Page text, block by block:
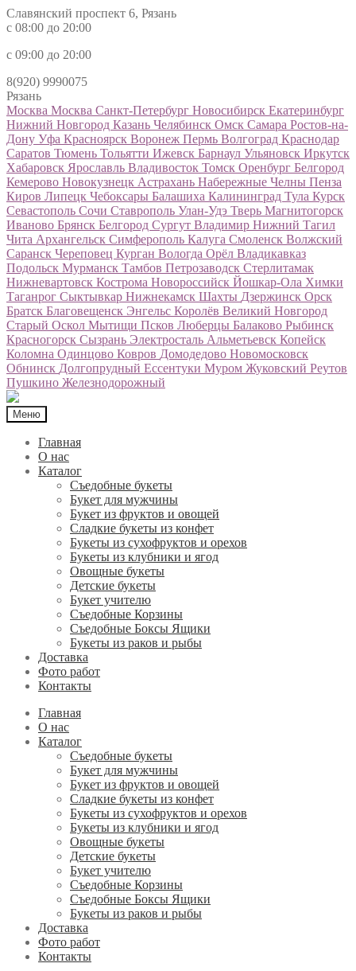
Славянский проспект 6, Рязань
с 08:00 до 20:00
с 09:00 до 20:00
8(920) 9990075
Рязань
Москва Москва Санкт-Петербург Новосибирск Екатеринбург
Нижний Новгород Казань Челябинск Омск Самара Ростов-на-
Дону Уфа Красноярск Воронеж Пермь Волгоград Краснодар
Саратов Тюмень Тольятти Ижевск Барнаул Ульяновск Иркутск
Хабаровск Ярославль Владивосток Томск Оренбург Белгород
Кемерово Новокузнецк Астрахань Набережные Челны Пенза
Киров Липецк Чебоксары Балашиха Калининград Тула Курск
Севастополь Сочи Ставрополь Улан-Удэ Тверь Магнитогорск
Иваново Брянск Белгород Сургут Владимир Нижний Тагил
Чита Архангельск Симферополь Калуга Смоленск Волжский
Саранск Череповец Курган Вологда Орёл Владикавказ
Подольск Мурманск Тамбов Петрозаводск Стерлитамак
Нижневартовск Кострома Новороссийск Йошкар-Ола Химки
Таганрог Сыктывкар Нижнекамск Шахты Дзержинск Орск
Братск Благовещенск Энгельс Королёв Великий Новгород
Старый Оскол Мытищи Псков Люберцы Балаково Рыбинск
Красногорск Сызрань Электросталь Альметьевск Копейск
Коломна Одинцово Ковров Домодедово Новомосковск
Обнинск Долгопрудный Ессентуки Муром Жуковский Реутов
Пушкино Железнодорожный
Меню
Главная
О нас
Каталог
Съедобные букеты
Букет для мужчины
Букет из фруктов и овощей
Сладкие букеты из конфет
Букеты из сухофруктов и орехов
Букеты из клубники и ягод
Овощные букеты
Детские букеты
Букет учителю
Съедобные Корзины
Съедобные Боксы Ящики
Букеты из раков и рыбы
Доставка
Фото работ
Контакты
Главная
О нас
Каталог
Съедобные букеты
Букет для мужчины
Букет из фруктов и овощей
Сладкие букеты из конфет
Букеты из сухофруктов и орехов
Букеты из клубники и ягод
Овощные букеты
Детские букеты
Букет учителю
Съедобные Корзины
Съедобные Боксы Ящики
Букеты из раков и рыбы
Доставка
Фото работ
Контакты